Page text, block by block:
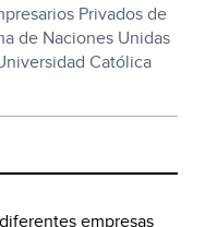
Privados de
de Naciones Unidas
Católica
empresas